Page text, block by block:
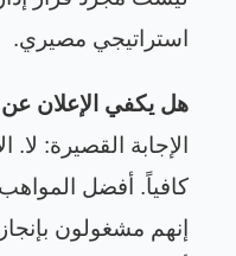
استراتيجي مصيري.
هل يكفي الإعلان
الإجابة القصيرة:
كافياً. أفضل
إنهم مشغولون